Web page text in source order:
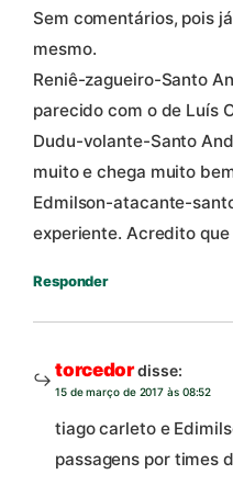
Sem comentários, pois
mesmo.
Reniê-zagueiro-Santo
parecido com o de Luís
Dudu-volante-Santo
muito e chega muito
Edmilson-atacante-
experiente. Acredito
Responder
torcedordisse:
15 de março de 2017 às 08:52
tiago carleto e
passagens por times